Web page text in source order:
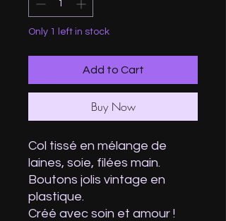
Only 1 left in stock
Add to Cart
Buy Now
Col tissé en mélange de
laines, soie, filées main.
Boutons jolis vintage en
plastique.
Créé avec soin et amour !